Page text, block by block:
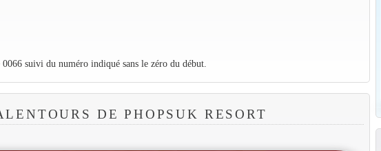
suivi du numéro indiqué sans le zéro du début.
DE PHOPSUK RESORT